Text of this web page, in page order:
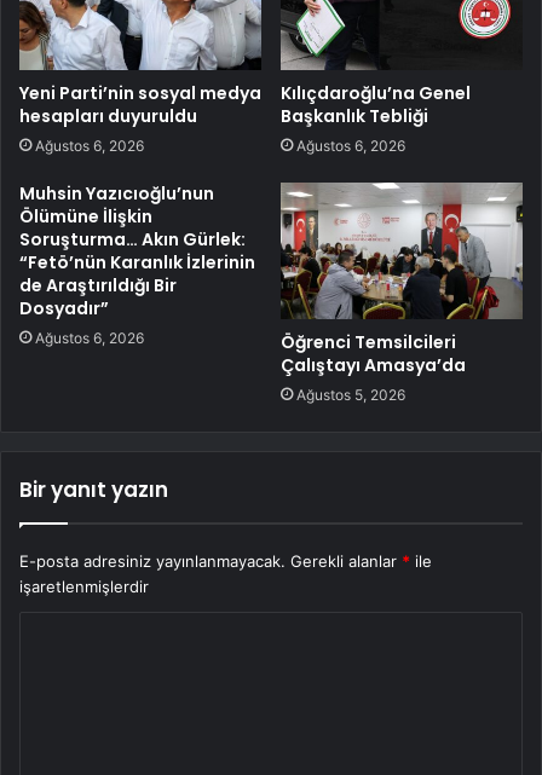
Yeni Parti’nin sosyal medya
hesapları duyuruldu
Ağustos 6, 2026
Kılıçdaroğlu’na Genel
Başkanlık Tebliği
Ağustos 6, 2026
Muhsin Yazıcıoğlu’nun
Ölümüne İlişkin
Soruşturma… Akın Gürlek:
“Fetö’nün Karanlık İzlerinin
de Araştırıldığı Bir
Dosyadır”
Ağustos 6, 2026
Öğrenci Temsilcileri
Çalıştayı Amasya’da
Ağustos 5, 2026
Bir yanıt yazın
E-posta adresiniz yayınlanmayacak. Gerekli alanlar * ile
işaretlenmişlerdir